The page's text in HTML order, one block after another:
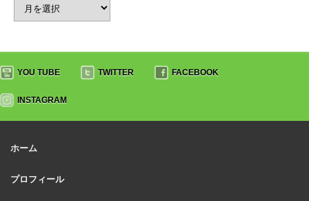
YOU TUBE TWITTER FACEBOOK
INSTAGRAM
ホーム
プロフィール